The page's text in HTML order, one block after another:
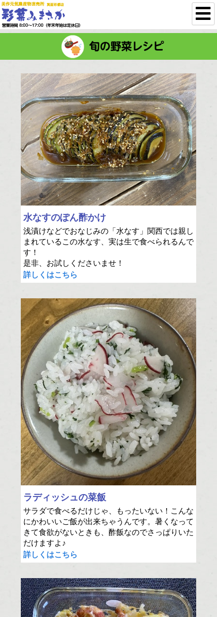
美作元気農産物
彩菜み
営業時間 9:00〜
水なすのぽん酢かけ
浅漬けなどでおなじみの「水なす」関西では親し
まれているこの水なす、実は生で食べられるんで
す！
是非、お試しくださいませ！
詳しくはこちら
ラディッシュの菜飯
サラダで食べるだけじゃ、もったいない！こんな
にかわいいご飯が出来ちゃうんです。暑くなって
きて食欲がないときも、酢飯なのでさっぱりいた
だけますよ♪
詳しくはこちら